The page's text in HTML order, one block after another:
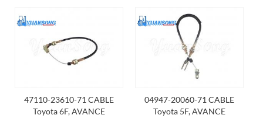
47110-23610-71 CABLE
Toyota 6F, AVANCE
04947-20060-71 CABLE
Toyota 5F, AVANCE